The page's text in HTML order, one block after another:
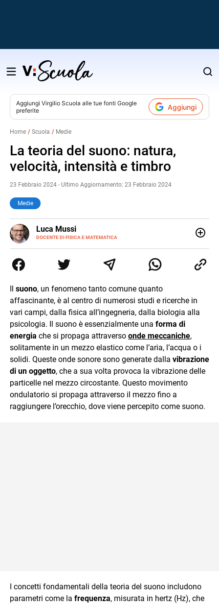
Salta
contenuto
Aggiungi Virgilio Scuola alle tue fonti Google
preferite
Aggiungi
Home Scuola Medie
La teoria del suono: natura,
velocità, intensità e timbro
23 Febbraio 2024 - Ultimo Aggiornamento: 23 Febbraio 2024
Medie
Luca Mussi
DOCENTE DI FISICA E MATEMATICA
LINKEDIN
ALTRI
SITI
supporto allo studio con sedi a Milano e in Brianza.
Appassionato di cucina, viaggi, e sport come rugby,
imparare.
Il suono, un fenomeno tanto comune quanto
affascinante, è al centro di numerosi studi e ricerche in
vari campi, dalla fisica all’ingegneria, dalla biologia alla
psicologia. Il suono è essenzialmente una forma di
energia che si propaga attraverso onde meccaniche,
solitamente in un mezzo elastico come l’aria, l’acqua o i
solidi. Queste onde sonore sono generate dalla vibrazione
di un oggetto, che a sua volta provoca la vibrazione delle
particelle nel mezzo circostante. Questo movimento
ondulatorio si propaga attraverso il mezzo fino a
raggiungere l’orecchio, dove viene percepito come suono.
I concetti fondamentali della teoria del suono includono
parametri come la frequenza, misurata in hertz (Hz), che